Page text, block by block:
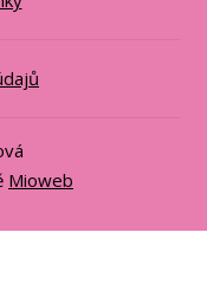
Mioweb